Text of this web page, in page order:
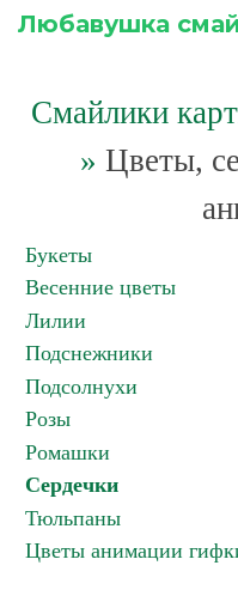
Любавушка
Смайлики
» Цветы,
Букеты
Весенние цветы
Лилии
Подснежники
Подсолнухи
Розы
Ромашки
Сердечки
Тюльпаны
Цветы анимации